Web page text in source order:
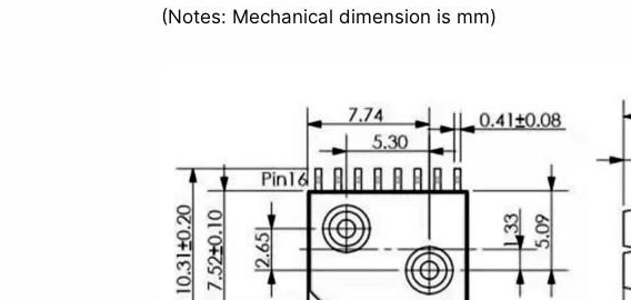
(Notes: Mechanical dimension is mm)